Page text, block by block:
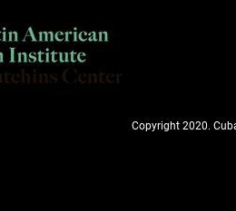
Copyright 2020.